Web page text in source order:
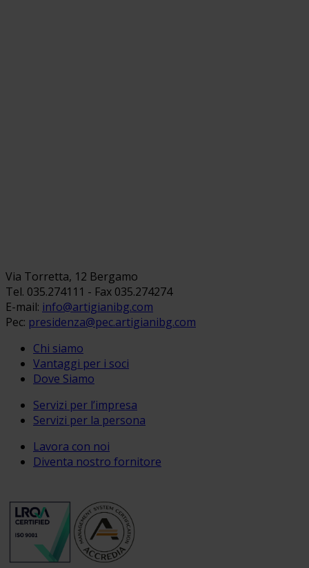
Via Torretta, 12 Bergamo
Tel. 035.274111 - Fax 035.274274
E-mail: info@artigianibg.com
Pec: presidenza@pec.artigianibg.com
Chi siamo
Vantaggi per i soci
Dove Siamo
Servizi per l’impresa
Servizi per la persona
Lavora con noi
Diventa nostro fornitore